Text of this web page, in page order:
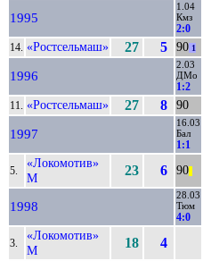
1995
1.04
Кмз
2:0
14. «Ростсельмаш» 27 5 90 1
1996
2.03
ДМо
1:2
11. «Ростсельмаш» 27 8 90
1997
16.03
Бал
1:1
5.
«Локомотив»
М
23 6 90
1998
28.03
Тюм
4:0
3.
«Локомотив»
М
18 4